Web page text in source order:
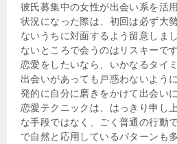
彼氏募集中の女性が出会い系を活
状況になった際は、初回は必ず大
ないうちに対面するよう留意しま
ないところで会うのはリスキーです
恋愛をしたいなら、いかなるタイ
出会いがあっても戸惑わないよう
発的に自分に磨きをかけて出会い
恋愛テクニックは、はっきり申し
な手段ではなく、ごく普通の行動
で自然と応用しているパターンも